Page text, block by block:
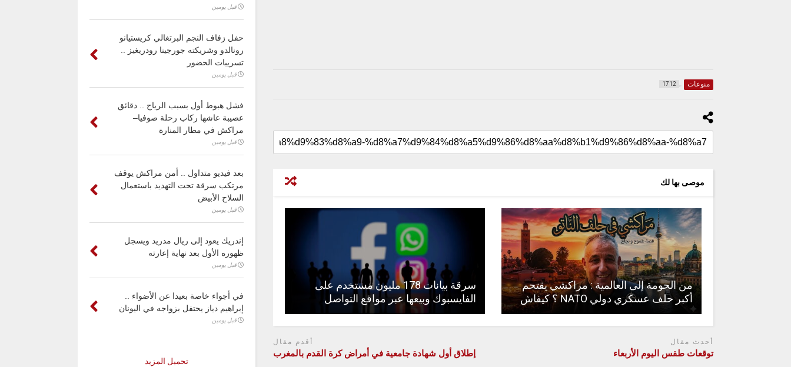
منوعات 1712
موصى بها لك
من الحومة إلى العالمية : مراكشي يقتحم
أكبر حلف عسكري دولي NATO ؟ كيفاش
سرقة بيانات 178 مليون مستخدم على
الفايسبوك وبيعها عبر مواقع التواصل
أحدث مقال
توقعات طقس اليوم الأربعاء
أقدم مقال
إطلاق أول شهادة جامعية في أمراض كرة القدم بالمغرب
قبل يومين
حفل زفاف النجم البرتغالي كريستيانو
رونالدو وشريكته جورجينا رودريغيز ..
تسريبات الحضور
قبل يومين
فشل هبوط أول بسبب الرياح .. دقائق
عصيبة عاشها ركاب رحلة صوفيا–
مراكش في مطار المنارة
قبل يومين
بعد فيديو متداول .. أمن مراكش يوقف
مرتكب سرقة تحت التهديد باستعمال
السلاح الأبيض
قبل يومين
إندريك يعود إلى ريال مدريد ويسجل
ظهوره الأول بعد نهاية إعارته
قبل يومين
في أجواء خاصة بعيدا عن الأضواء ..
إبراهيم دياز يحتفل بزواجه في اليونان
قبل يومين
تحميل المزيد